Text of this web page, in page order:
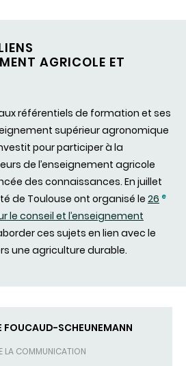
AGRICOLE ET
référentiels de formation et ses
supérieur agronomique
pour participer à la
de l’enseignement agricole
des connaissances. En juillet
de Toulouse ont organisé le 26 e
le conseil et l’enseignement
ces sujets en lien avec le
une agriculture durable.
FOUCAUD-SCHEUNEMANN
LA COMMUNICATION